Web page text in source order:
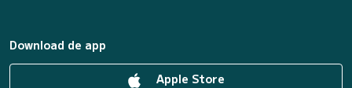
Download de app
Apple Store